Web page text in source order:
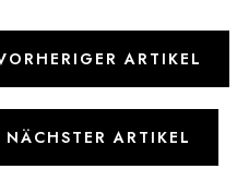
ARTIKEL
NÄCHSTER ARTIKEL